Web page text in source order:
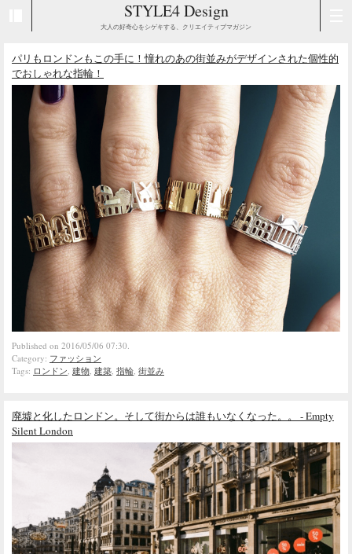
STYLE4 Design
大人の好奇心をシゲキする、クリエイティブマガジン
パリもロンドンもこの手に！憧れのあの街並みがデザインされた個性的
でおしゃれな指輪！
Published on 2016/05/06 07:30.
Category: ファッション
Tags: ロンドン 建物 建築 指輪 街並み
廃墟と化したロンドン。そして街からは誰もいなくなった。。 - Empty
Silent London